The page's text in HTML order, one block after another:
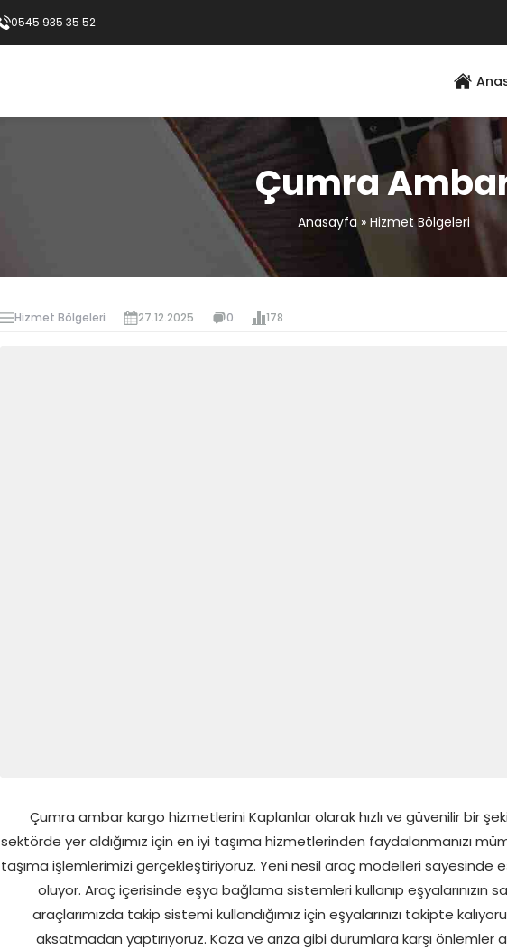
0545 935 35 52
Çumra
Anasayfa» Hizmet Bölgeleri
Hizmet Bölgeleri 27.12.2025 0 178
Çumra ambar kargo hizmetlerini Kaplanlar olarak hızlı ve güvenilir bir
sektörde yer aldığımız için en iyi taşıma hizmetlerinden faydalanmanızı
taşıma işlemlerimizi gerçekleştiriyoruz. Yeni nesil araç modelleri sayesinde
oluyor. Araç içerisinde eşya bağlama sistemleri kullanıp eşyalarınızın
araçlarımızda takip sistemi kullandığımız için eşyalarınızı takipte
aksatmadan yaptırıyoruz. Kaza ve arıza gibi durumlara karşı önlemler